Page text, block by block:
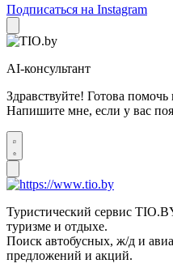
Подписаться на Instagram
AI-консультант
Здравствуйте! Готова помочь
Напишите мне, если у вас
Туристический сервис
туризме и отдыхе.
Поиск автобусных, ж/д и
предложений и акций.